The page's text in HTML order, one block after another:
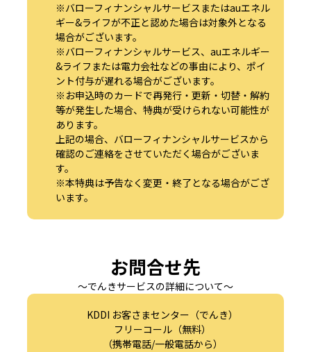
※バローフィナンシャルサービスまたはauエネル
ギー&ライフが不正と認めた場合は対象外となる
場合がございます。
※バローフィナンシャルサービス、auエネルギー
&ライフまたは電力会社などの事由により、ポイ
ント付与が遅れる場合がございます。
※お申込時のカードで再発行・更新・切替・解約
等が発生した場合、特典が受けられない可能性が
あります。
上記の場合、バローフィナンシャルサービスから
確認のご連絡をさせていただく場合がございま
す。
※本特典は予告なく変更・終了となる場合がござ
います。
お問合せ先
～でんきサービスの詳細について～
KDDI お客さまセンター（でんき）
フリーコール（無料）
（携帯電話/一般電話から）